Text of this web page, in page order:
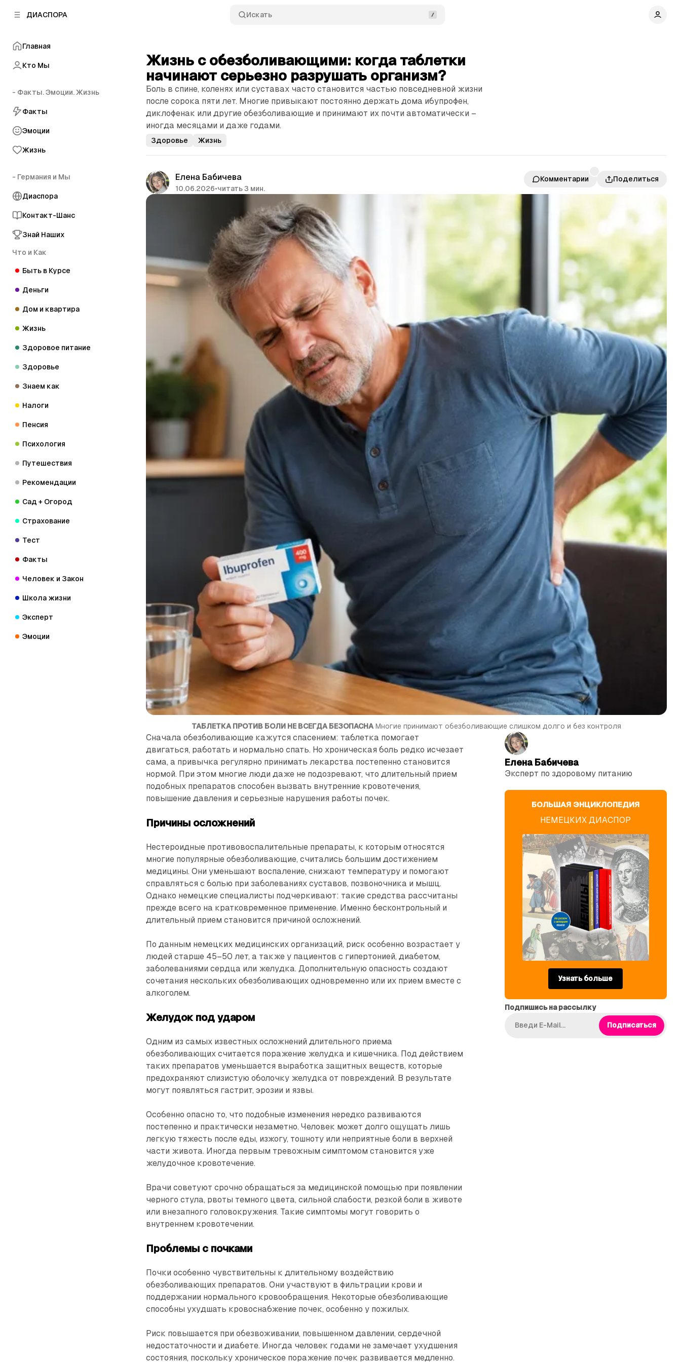
ДИАСПОРА Искать
Главная
Кто Мы
- Факты. Эмоции. Жизнь
Факты
Эмоции
Жизнь
- Германия и Мы
Диаспора
Контакт-Шанс
Знай Наших
Что и Как
Быть в Курсе
Деньги
Дом и квартира
Жизнь
Здоровое питание
Здоровье
Знаем как
Налоги
Пенсия
Психология
Путешествия
Рекомендации
Сад + Огород
Страхование
Тест
Факты
Человек и Закон
Школа жизни
Эксперт
Эмоции
Жизнь с обезболивающими: когда таблетки
начинают серьезно разрушать организм?
Боль в спине, коленях или суставах часто становится частью повседневной жизни
после сорока пяти лет. Многие привыкают постоянно держать дома ибупрофен,
диклофенак или другие обезболивающие и принимают их почти автоматически –
иногда месяцами и даже годами.
Здоровье Жизнь
Елена Бабичева
10.06.2026•читать 3 мин.
Комментарии Поделиться
ТАБЛЕТКА ПРОТИВ БОЛИ НЕ ВСЕГДА БЕЗОПАСНА Многие принимают обезболивающие слишком долго и без контроля
Сначала обезболивающие кажутся спасением: таблетка помогает
двигаться, работать и нормально спать. Но хроническая боль редко исчезает
сама, а привычка регулярно принимать лекарства постепенно становится
нормой. При этом многие люди даже не подозревают, что длительный прием
подобных препаратов способен вызвать внутренние кровотечения,
повышение давления и серьезные нарушения работы почек.
Причины осложнений
Нестероидные противовоспалительные препараты, к которым относятся
многие популярные обезболивающие, считались большим достижением
медицины. Они уменьшают воспаление, снижают температуру и помогают
справляться с болью при заболеваниях суставов, позвоночника и мышц.
Однако немецкие специалисты подчеркивают: такие средства рассчитаны
прежде всего на кратковременное применение. Именно бесконтрольный и
длительный прием становится причиной осложнений.
По данным немецких медицинских организаций, риск особенно возрастает у
людей старше 45–50 лет, а также у пациентов с гипертонией, диабетом,
заболеваниями сердца или желудка. Дополнительную опасность создают
сочетания нескольких обезболивающих одновременно или их прием вместе с
алкоголем.
Желудок под ударом
Одним из самых известных осложнений длительного приема
обезболивающих считается поражение желудка и кишечника. Под действием
таких препаратов уменьшается выработка защитных веществ, которые
предохраняют слизистую оболочку желудка от повреждений. В результате
могут появляться гастрит, эрозии и язвы.
Особенно опасно то, что подобные изменения нередко развиваются
постепенно и практически незаметно. Человек может долго ощущать лишь
легкую тяжесть после еды, изжогу, тошноту или неприятные боли в верхней
части живота. Иногда первым тревожным симптомом становится уже
желудочное кровотечение.
Врачи советуют срочно обращаться за медицинской помощью при появлении
черного стула, рвоты темного цвета, сильной слабости, резкой боли в животе
или внезапного головокружения. Такие симптомы могут говорить о
внутреннем кровотечении.
Проблемы с почками
Почки особенно чувствительны к длительному воздействию
обезболивающих препаратов. Они участвуют в фильтрации крови и
поддержании нормального кровообращения. Некоторые обезболивающие
способны ухудшать кровоснабжение почек, особенно у пожилых.
Риск повышается при обезвоживании, повышенном давлении, сердечной
недостаточности и диабете. Иногда человек годами не замечает ухудшения
состояния, поскольку хроническое поражение почек развивается медленно.
Елена Бабичева
Эксперт по здоровому питанию
БОЛЬШАЯ ЭНЦИКЛОПЕДИЯ
НЕМЕЦКИХ ДИАСПОР
Узнать больше
Подпишись на рассылку
Подписаться